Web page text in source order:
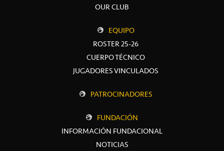
OUR CLUB
EQUIPO
ROSTER 25-26
CUERPO TÉCNICO
JUGADORES VINCULADOS
PATROCINADORES
FUNDACIÓN
INFORMACIÓN FUNDACIONAL
NOTICIAS